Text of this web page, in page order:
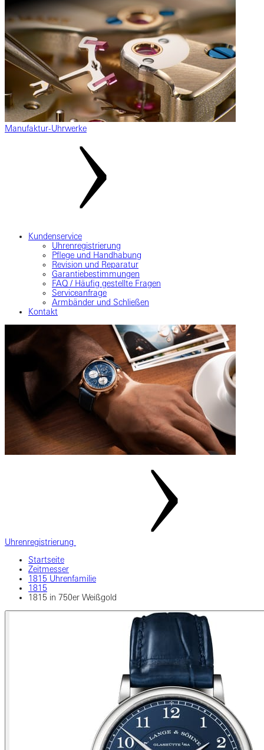
Manufaktur-Uhrwerke
Kundenservice
Uhrenregistrierung
Pflege und Handhabung
Revision und Reparatur
Garantiebestimmungen
FAQ / Häufig gestellte Fragen
Serviceanfrage
Armbänder und Schließen
Kontakt
Uhrenregistrierung
Startseite
Zeitmesser
1815 Uhrenfamilie
1815
1815 in 750er Weißgold